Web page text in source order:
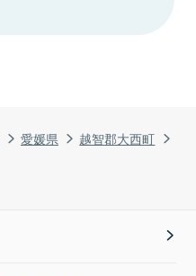
愛媛県
越智郡大西町